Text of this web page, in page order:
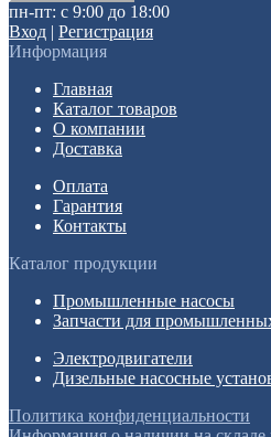
пн-пт: с 9:00 до 18:00
Вход | Регистрация
Информация
Главная
Каталог товаров
О компании
Доставка
Оплата
Гарантия
Контакты
Каталог продукции
Промышленные насосы
Запчасти для
Электродвигатели
Дизельные насосные
Политика конфиденциальности